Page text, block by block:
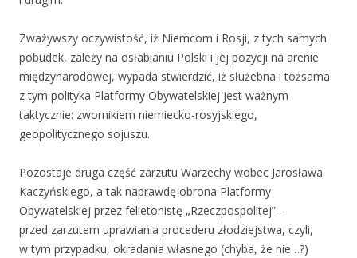
Zważywszy oczywistość, iż Niemcom i Rosji, z tych samych
pobudek, zależy na osłabianiu Polski i jej pozycji na arenie
międzynarodowej, wypada stwierdzić, iż służebna i tożsama
z tym polityka Platformy Obywatelskiej jest ważnym
taktycznie: zwornikiem niemiecko-rosyjskiego,
geopolitycznego sojuszu.
Pozostaje druga część zarzutu Warzechy wobec Jarosława
Kaczyńskiego, a tak naprawdę obrona Platformy
Obywatelskiej przez felietonistę „Rzeczpospolitej” –
przed zarzutem uprawiania procederu złodziejstwa, czyli,
w tym przypadku, okradania własnego (chyba, że nie…?)